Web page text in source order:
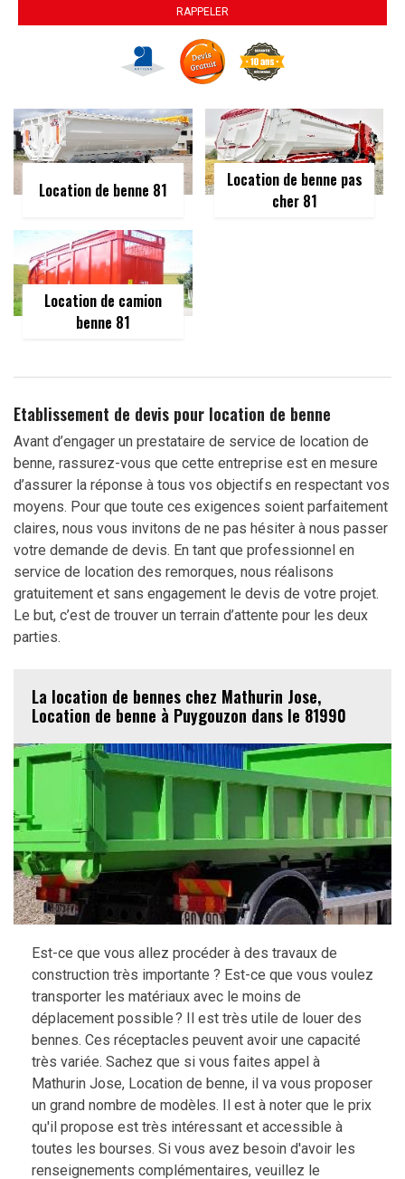
Location de benne 81
Location de benne pas
cher 81
Location de camion
benne 81
Etablissement de devis pour location de benne
Avant d’engager un prestataire de service de location de
benne, rassurez-vous que cette entreprise est en mesure
d’assurer la réponse à tous vos objectifs en respectant vos
moyens. Pour que toute ces exigences soient parfaitement
claires, nous vous invitons de ne pas hésiter à nous passer
votre demande de devis. En tant que professionnel en
service de location des remorques, nous réalisons
gratuitement et sans engagement le devis de votre projet.
Le but, c’est de trouver un terrain d’attente pour les deux
parties.
La location de bennes chez Mathurin Jose,
Location de benne à Puygouzon dans le 81990
Est-ce que vous allez procéder à des travaux de
construction très importante ? Est-ce que vous voulez
transporter les matériaux avec le moins de
déplacement possible ? Il est très utile de louer des
bennes. Ces réceptacles peuvent avoir une capacité
très variée. Sachez que si vous faites appel à
Mathurin Jose, Location de benne, il va vous proposer
un grand nombre de modèles. Il est à noter que le prix
qu'il propose est très intéressant et accessible à
toutes les bourses. Si vous avez besoin d'avoir les
renseignements complémentaires, veuillez le